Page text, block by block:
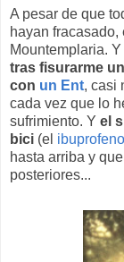
A pesar de que
hayan fracasado,
Mountemplaria.
tras fisurarme
con un Ent, casi
cada vez que lo
sufrimiento. Y el
bici (el
hasta arriba y
posteriores...